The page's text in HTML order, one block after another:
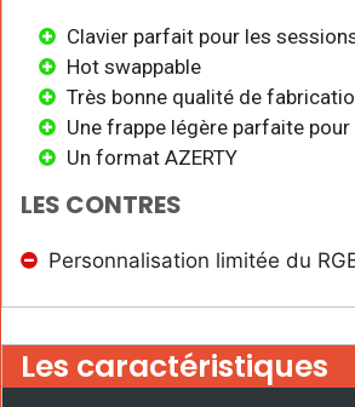
Clavier parfait pour les
Hot swappable
Très bonne qualité de
Une frappe légère parfaite
Un format AZERTY
LES CONTRES
Personnalisation limitée du
Les caractéristiques